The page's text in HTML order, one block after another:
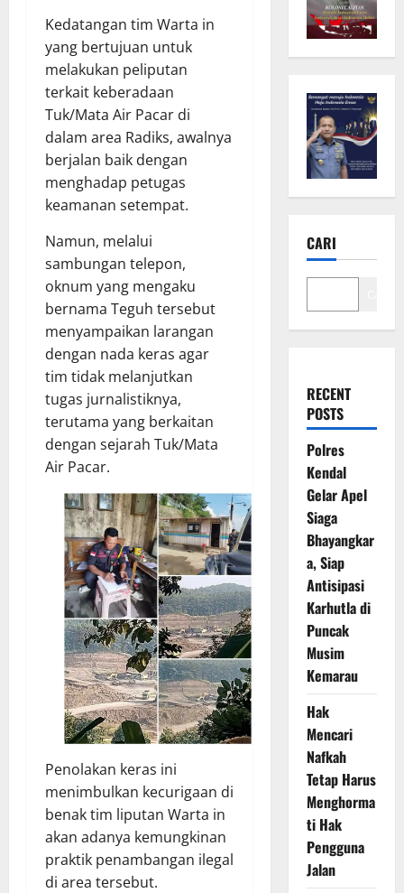
Kedatangan tim Warta in
yang bertujuan untuk
melakukan peliputan
terkait keberadaan
Tuk/Mata Air Pacar di
dalam area Radiks, awalnya
berjalan baik dengan
menghadap petugas
keamanan setempat.
Namun, melalui
sambungan telepon,
oknum yang mengaku
bernama Teguh tersebut
menyampaikan larangan
dengan nada keras agar
tim tidak melanjutkan
tugas jurnalistiknya,
terutama yang berkaitan
dengan sejarah Tuk/Mata
Air Pacar.
Penolakan keras ini
menimbulkan kecurigaan di
benak tim liputan Warta in
akan adanya kemungkinan
praktik penambangan ilegal
di area tersebut.
CARI
RECENT
POSTS
Polres
Kendal
Gelar Apel
Siaga
Bhayangkar
a, Siap
Antisipasi
Karhutla di
Puncak
Musim
Kemarau
Hak
Mencari
Nafkah
Tetap Harus
Menghorma
ti Hak
Pengguna
Jalan